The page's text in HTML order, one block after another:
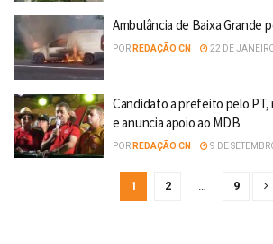
Ambulância de Baixa Grande
POR REDAÇÃO CN 22 DE
Candidato a prefeito pelo
e anuncia apoio ao MDB
POR REDAÇÃO CN 9 DE
1 2 … 9